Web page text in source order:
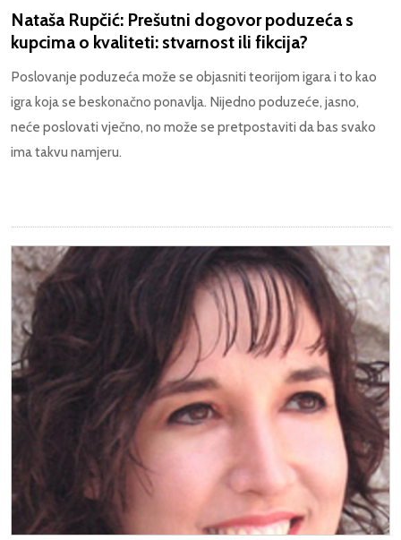
Nataša Rupčić: Prešutni dogovor poduzeća s
kupcima o kvaliteti: stvarnost ili fikcija?
Poslovanje poduzeća može se objasniti teorijom igara i to kao
igra koja se beskonačno ponavlja. Nijedno poduzeće, jasno,
neće poslovati vječno, no može se pretpostaviti da bas svako
ima takvu namjeru.